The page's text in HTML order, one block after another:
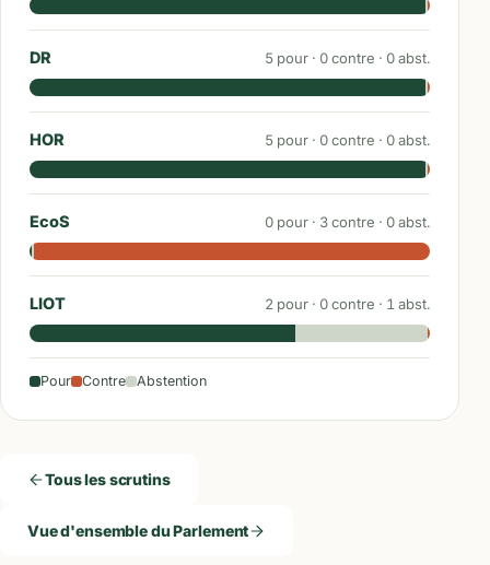
DR 5 pour · 0contre · 0abst.
HOR 5 pour · 0contre · 0abst.
EcoS 0 pour · 3contre · 0abst.
LIOT 2 pour · 0contre · 1 abst.
Pour Contre Abstention
Tous les scrutins
Vue d'ensemble du Parlement